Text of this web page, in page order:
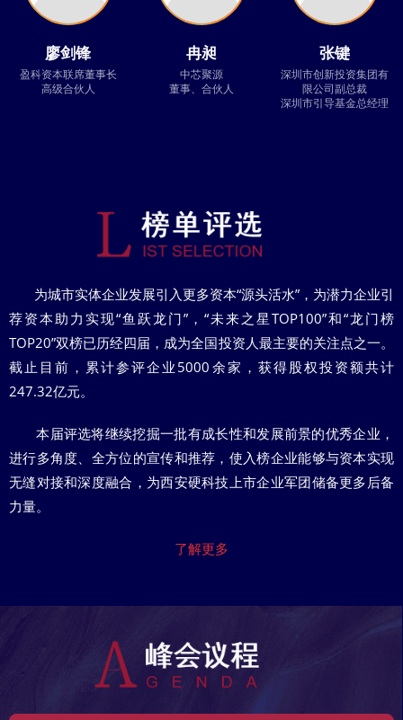
廖剑锋
盈科资本联席董事长
高级合伙人
冉昶
中芯聚源
董事、合伙人
张键
深圳市创新投资集团有
限公司副总裁
深圳市引导基金总经理
为城市实体企业发展引入更多资本“源头活水”，为潜力企业引
荐资本助力实现“鱼跃龙门”，“未来之星TOP100”和“龙门榜
TOP20”双榜已历经四届，成为全国投资人最主要的关注点之一。
截止目前，累计参评企业5000余家，获得股权投资额共计
247.32亿元。
本届评选将继续挖掘一批有成长性和发展前景的优秀企业，
进行多角度、全方位的宣传和推荐，使入榜企业能够与资本实现
无缝对接和深度融合，为西安硬科技上市企业军团储备更多后备
力量。
了解更多